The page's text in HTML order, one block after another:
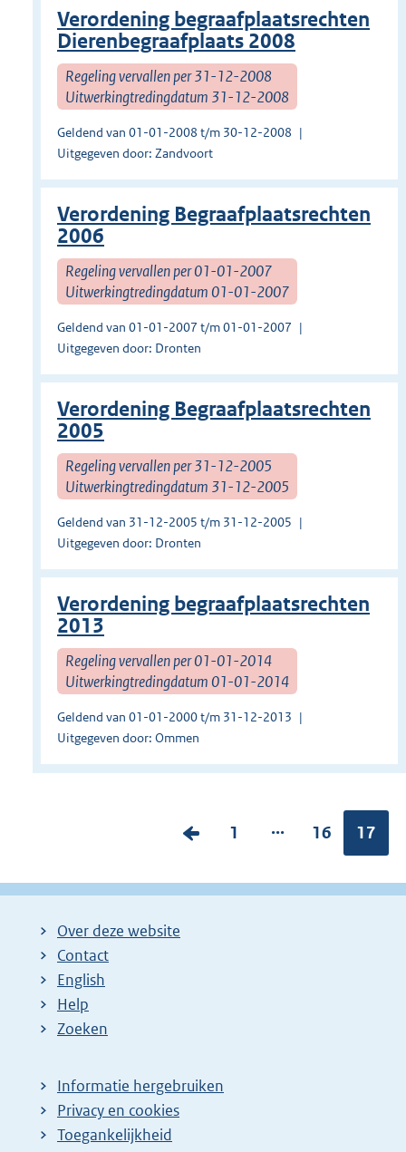
Verordening begraafplaatsrechten
Dierenbegraafplaats 2008
Regeling vervallen per 31-12-2008
Uitwerkingtredingdatum 31-12-2008
Geldend van 01-01-2008 t/m 30-12-2008
Uitgegeven door: Zandvoort
Verordening Begraafplaatsrechten
2006
Regeling vervallen per 01-01-2007
Uitwerkingtredingdatum 01-01-2007
Geldend van 01-01-2007 t/m 01-01-2007
Uitgegeven door: Dronten
Verordening Begraafplaatsrechten
2005
Regeling vervallen per 31-12-2005
Uitwerkingtredingdatum 31-12-2005
Geldend van 31-12-2005 t/m 31-12-2005
Uitgegeven door: Dronten
Verordening begraafplaatsrechten
2013
Regeling vervallen per 01-01-2014
Uitwerkingtredingdatum 01-01-2014
Geldend van 01-01-2000 t/m 31-12-2013
Uitgegeven door: Ommen
V
r
P
g
1 ...
P
g
16 17
Over deze website
Contact
English
Help
Zoeken
Informatie hergebruiken
Privacy en cookies
Toegankelijkheid